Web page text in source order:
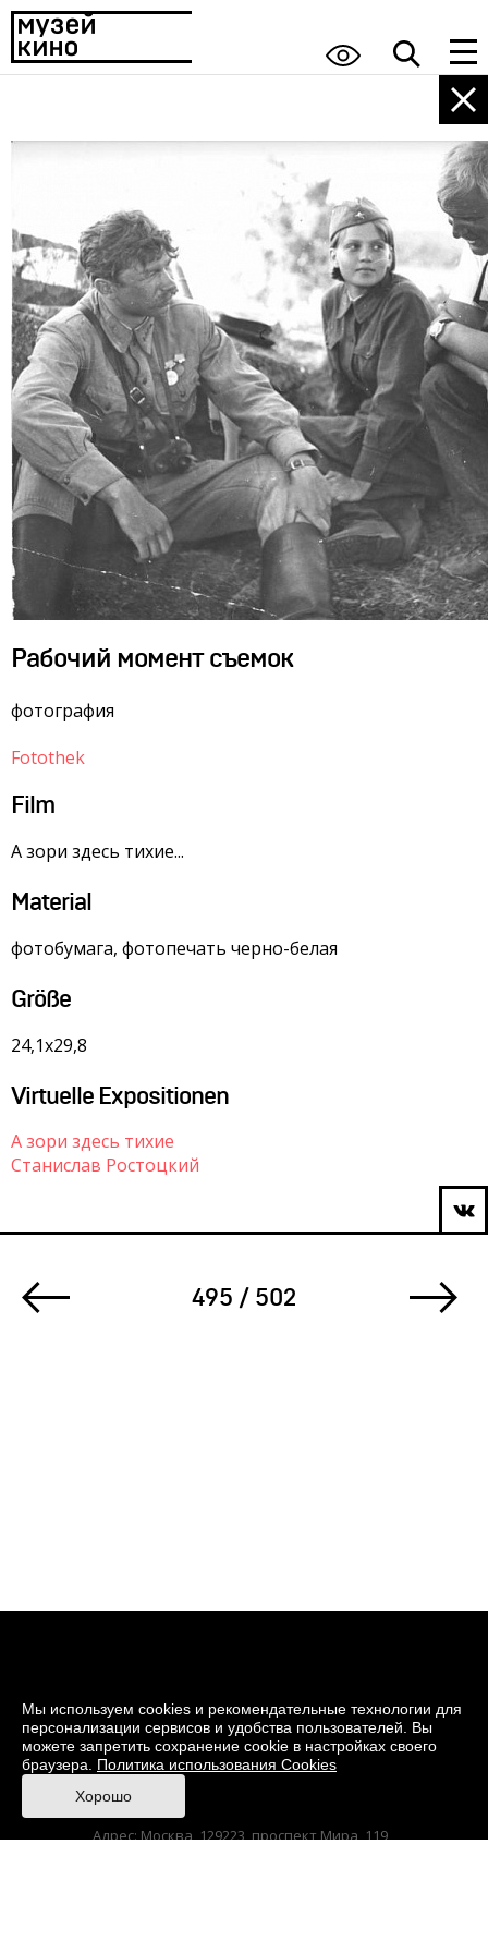
Рабочий момент съемок
фотография
Fotothek
Film
А зори здесь тихие...
Material
фотобумага, фотопечать черно-белая
Größe
24,1х29,8
Virtuelle Expositionen
А зори здесь тихие
Станислав Ростоцкий
495 / 502
© 2026 Музей кино
При поддержке Министерства культуры РФ
Адрес: Москва, 129223, проспект Мира, 119,
Мы используем cookies и рекомендательные технологии для
персонализации сервисов и удобства пользователей. Вы
можете запретить сохранение cookie в настройках своего
браузера. Политика использования Cookies
Хорошо